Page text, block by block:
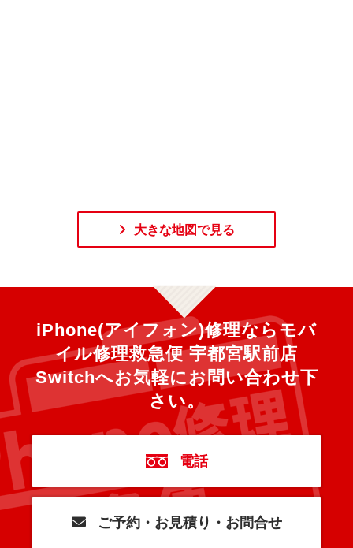
大きな地図で見る
iPhone(アイフォン)修理ならモバ
イル修理救急便 宇都宮駅前店
Switchへお気軽にお問い合わせ下
さい。
電話
ご予約・お見積り・お問合せ